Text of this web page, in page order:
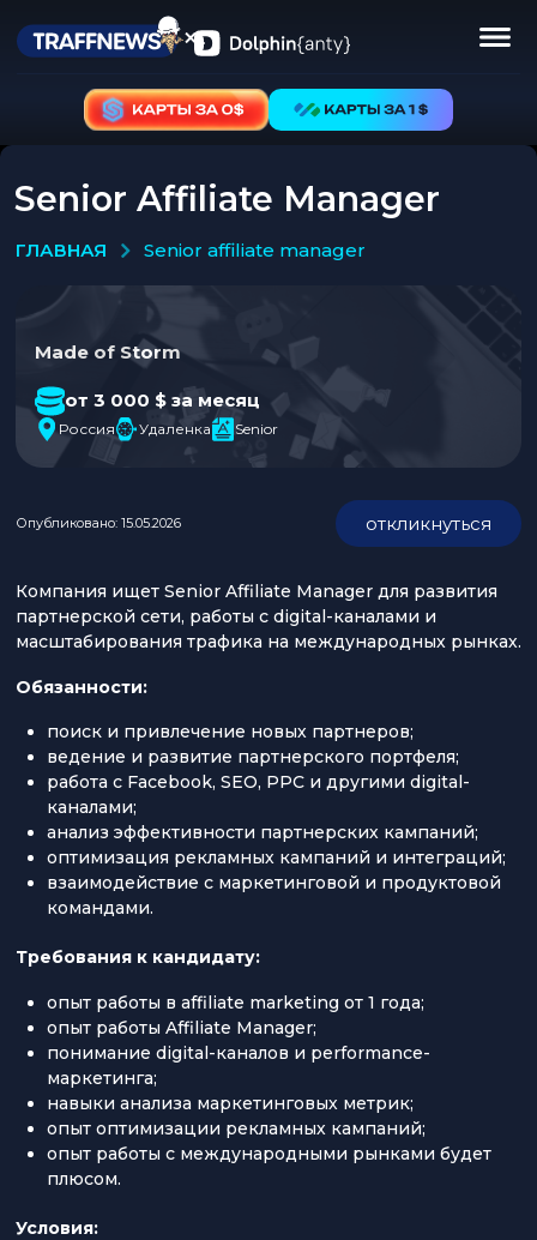
Senior Affiliate Manager
ГЛАВНАЯ senior affiliate manager
Made of Storm
от 3 000 $ за месяц
Россия Удаленка Senior
Опубликовано: 15.05.2026 откликнуться
Компания ищет Senior Affiliate Manager для развития
партнерской сети, работы с digital-каналами и
масштабирования трафика на международных рынках.
Обязанности:
поиск и привлечение новых партнеров;
ведение и развитие партнерского портфеля;
работа с Facebook, SEO, PPC и другими digital-
каналами;
анализ эффективности партнерских кампаний;
оптимизация рекламных кампаний и интеграций;
взаимодействие с маркетинговой и продуктовой
командами.
Требования к кандидату:
опыт работы в affiliate marketing от 1 года;
опыт работы Affiliate Manager;
понимание digital-каналов и performance-
маркетинга;
навыки анализа маркетинговых метрик;
опыт оптимизации рекламных кампаний;
опыт работы с международными рынками будет
плюсом.
Условия: